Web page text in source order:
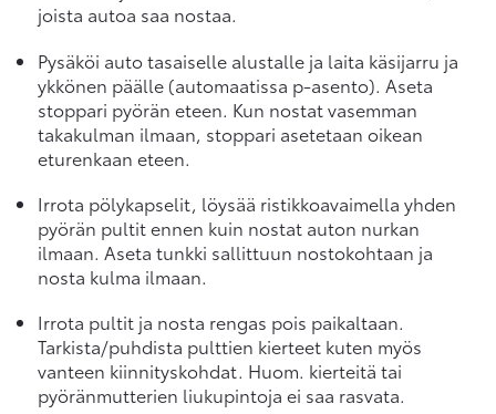
joista autoa saa nostaa.
Pysäköi auto tasaiselle alustalle ja laita käsijarru ja
ykkönen päälle (automaatissa p-asento). Aseta
stoppari pyörän eteen. Kun nostat vasemman
takakulman ilmaan, stoppari asetetaan oikean
eturenkaan eteen.
Irrota pölykapselit, löysää ristikkoavaimella yhden
pyörän pultit ennen kuin nostat auton nurkan
ilmaan. Aseta tunkki sallittuun nostokohtaan ja
nosta kulma ilmaan.
Irrota pultit ja nosta rengas pois paikaltaan.
Tarkista/puhdista pulttien kierteet kuten myös
vanteen kiinnityskohdat. Huom. kierteitä tai
pyöränmutterien liukupintoja ei saa rasvata.